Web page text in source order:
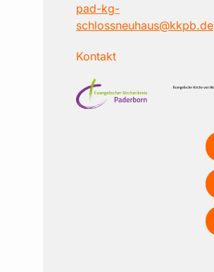
pad-kg-
schlossneuhaus@kkpb.de
Kontakt